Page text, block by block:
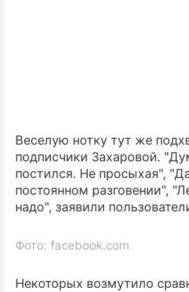
Веселую нотку тут же
подписчики Захаровой.
постился. Не просыхая",
постоянном разговении",
надо", заявили
Фото: facebook.com
Некоторых возмутило